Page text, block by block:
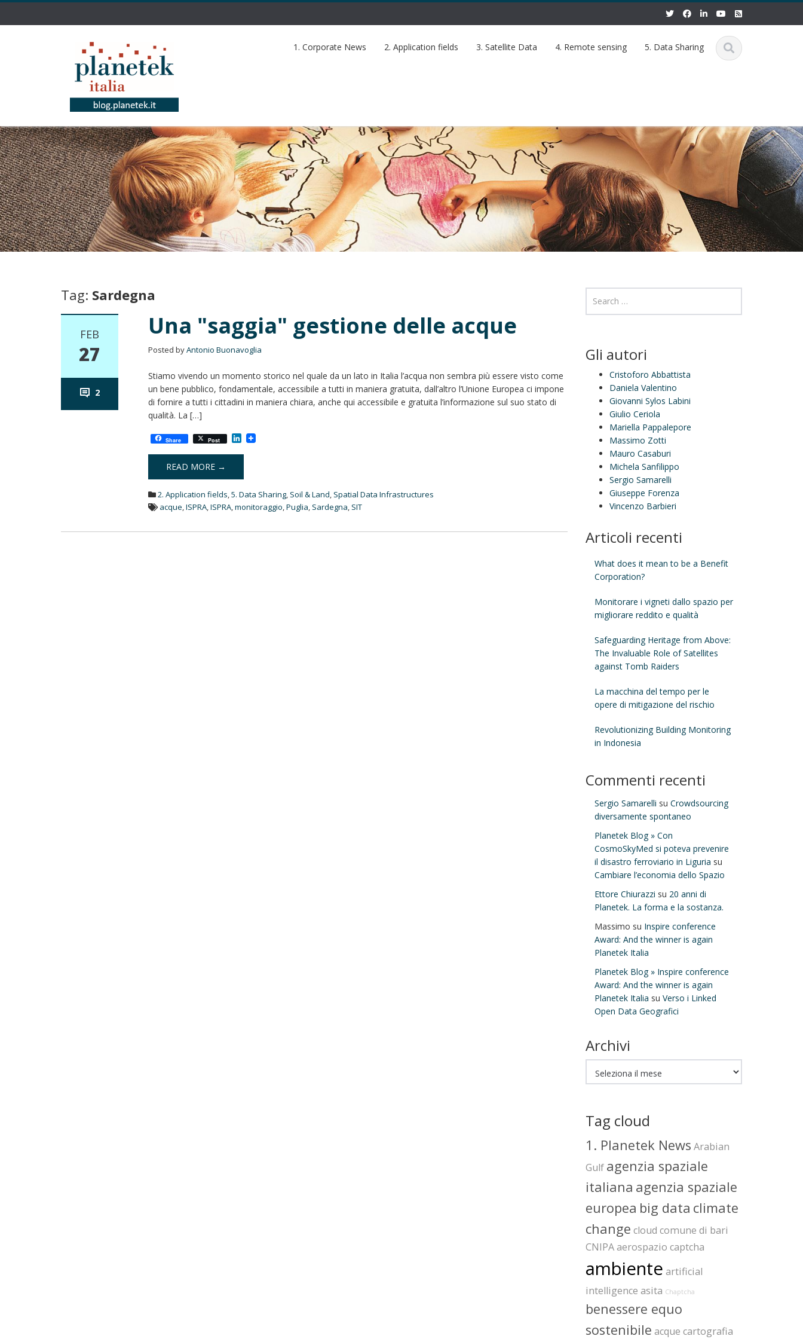
1. Corporate News 2. Application fields 3. Satellite Data 4. Remote sensing 5. Data Sharing
Tag: Sardegna
FEB
27
2
Una "saggia" gestione delle acque
Posted byAntonio Buonavoglia
Stiamo vivendo un momento storico nel quale da un lato in Italia l’acqua non sembra più essere visto come
un bene pubblico, fondamentale, accessibile a tutti in maniera gratuita, dall’altro l’Unione Europea ci impone
di fornire a tutti i cittadini in maniera chiara, anche qui accessibile e gratuita l’informazione sul suo stato di
qualità. La […]
Share Post L
n
e
I
n
READ MORE →
2. Application fields,5. Data Sharing, Soil & Land, Spatial Data Infrastructures
acque,ISPRA,ISPRA,monitoraggio,Puglia, Sardegna, SIT
Gli autori
Cristoforo Abbattista
Daniela Valentino
Giovanni Sylos Labini
Giulio Ceriola
Mariella Pappalepore
Massimo Zotti
Mauro Casaburi
Michela Sanfilippo
Sergio Samarelli
Giuseppe Forenza
Vincenzo Barbieri
Articoli recenti
What does it mean to be a Benefit
Corporation?
Monitorare i vigneti dallo spazio per
migliorare reddito e qualità
Safeguarding Heritage from Above:
The Invaluable Role of Satellites
against Tomb Raiders
La macchina del tempo per le
opere di mitigazione del rischio
Revolutionizing Building Monitoring
in Indonesia
Commenti recenti
Sergio Samarelli su Crowdsourcing
diversamente spontaneo
Planetek Blog » Con
CosmoSkyMed si poteva prevenire
il disastro ferroviario in Liguria su
Cambiare l’economia dello Spazio
Ettore Chiurazzi su 20 anni di
Planetek. La forma e la sostanza.
Massimo su Inspire conference
Award: And the winner is again
Planetek Italia
Planetek Blog » Inspire conference
Award: And the winner is again
Planetek Italia su Verso i Linked
Open Data Geografici
Archivi
Tag cloud
1. Planetek News Arabian
Gulf agenzia spaziale
italiana agenzia spaziale
europea big data climate
change cloud comune di bari
CNIPA aerospazio captcha
ambiente artificial
intelligence asita Chaptcha
benessere equo
sostenibile acque cartografia